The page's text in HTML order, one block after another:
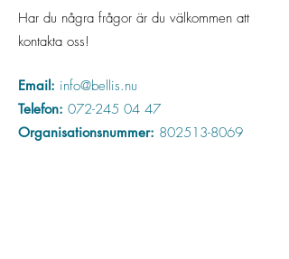
Har du några frågor är du välkommen att
kontakta oss!
Email: info@bellis.nu
Telefon: 072-245 04 47
Organisationsnummer: 802513-8069